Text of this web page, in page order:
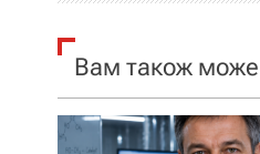
я
а
Вам також може